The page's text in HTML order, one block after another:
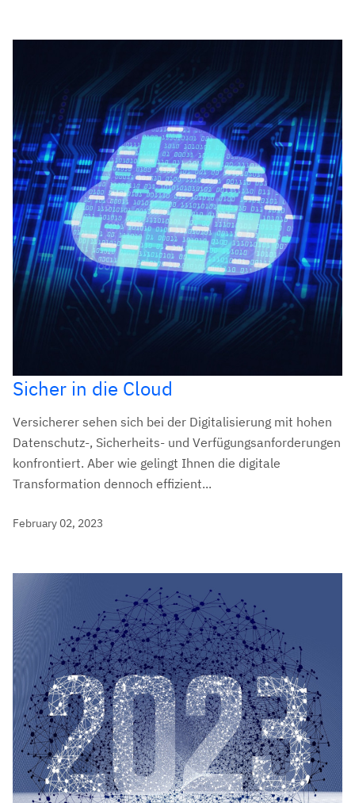
Sicher in die Cloud
Versicherer sehen sich bei der Digitalisierung mit hohen
Datenschutz-, Sicherheits- und Verfügungsanforderungen
konfrontiert. Aber wie gelingt Ihnen die digitale
Transformation dennoch effizient...
February 02, 2023